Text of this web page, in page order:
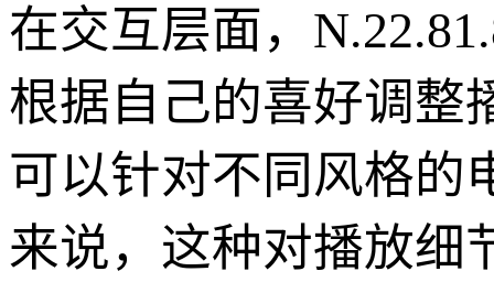
在交互层面，
根据自己的喜好调整
可以针对不同风格的
来说，这种对播放细